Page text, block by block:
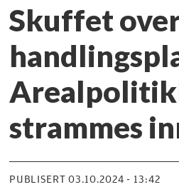
Skuffet
strammes
PUBLISERT 03.10.2024 - 13:42